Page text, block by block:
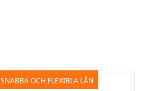
SNABBA OCH FLEXIBLA LÅN